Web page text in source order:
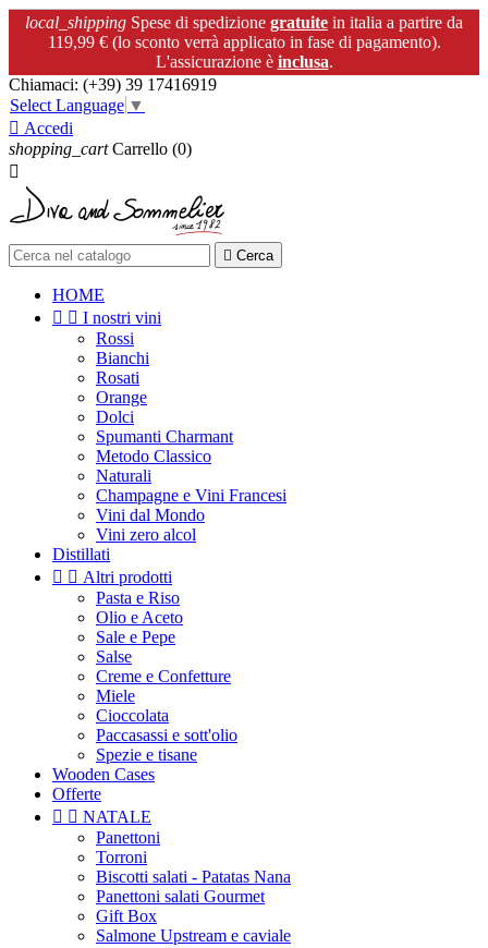
local_shipping Spese di spedizione gratuite in italia a partire da
119,99 € (lo sconto verrà applicato in fase di pagamento).
L'assicurazione è inclusa.
Chiamaci: (+39) 39 17416919
Select Language ▼
 Accedi
shopping_cart Carrello (0)

 Cerca
HOME
  I nostri vini
Rossi
Bianchi
Rosati
Orange
Dolci
Spumanti Charmant
Metodo Classico
Naturali
Champagne e Vini Francesi
Vini dal Mondo
Vini zero alcol
Distillati
  Altri prodotti
Pasta e Riso
Olio e Aceto
Sale e Pepe
Salse
Creme e Confetture
Miele
Cioccolata
Paccasassi e sott'olio
Spezie e tisane
Wooden Cases
Offerte
  NATALE
Panettoni
Torroni
Biscotti salati - Patatas Nana
Panettoni salati Gourmet
Gift Box
Salmone Upstream e caviale